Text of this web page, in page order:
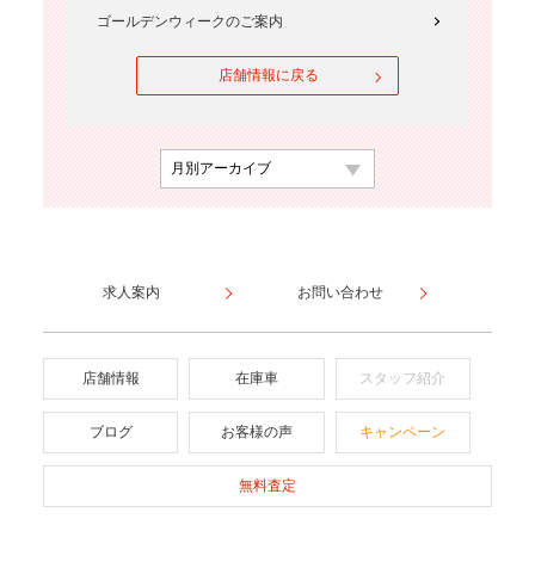
ゴールデンウィークのご案内
店舗情報に戻る
求人案内 お問い合わせ
店舗情報 在庫車 スタッフ紹介
ブログ お客様の声 キャンペーン
無料査定